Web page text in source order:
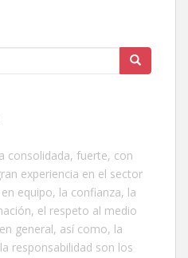
consolidada, fuerte, con
experiencia en el sector
equipo, la confianza, la
el respeto al medio
general, así como, la
responsabilidad son los